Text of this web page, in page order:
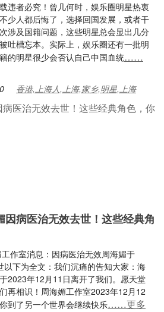
违者必究！曾几何时，娱乐圈明星热衷
少人都后悔了，选择回国发展，或者干
涉及国籍问题，这些明星总会显出几分
吐槽忘本。实际上，娱乐圈还有一批明
的明星很少会否认自己中国血统……
香港,上海人,上海,家乡,明星,上海
因病医治无效去世！这些经典角
作室消息：因病医治无效周海媚于
下为全文：我们沉痛的告知大家：海
2023年12月11日离开了我们。愿天堂
再相识！周海媚工作室2023年12月12
到了另一个世界会继续快乐……更多